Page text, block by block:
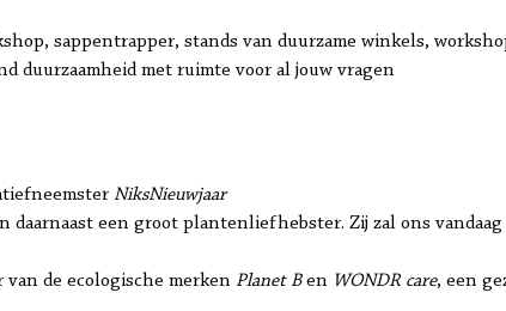
sappentrapper, stands van duurzame winkels,
duurzaamheid met ruimte voor al jouw vragen
NiksNieuwjaar
daarnaast een groot plantenliefhebster. Zij zal ons vandaag
van de ecologische merken Planet Ben WONDR care, een